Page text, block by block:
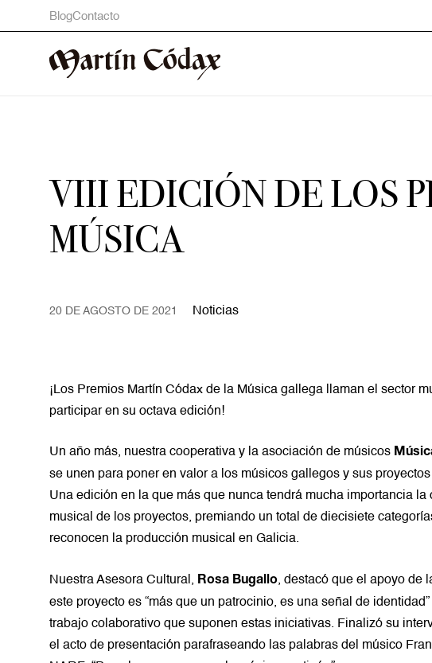
BlogContacto
VIII EDICIÓN DE LOS
MÚSICA
20 DE AGOSTO DE 2021 Noticias
¡Los Premios Martín Códax de la Música gallega llaman el sector
participar en su octava edición!
Un año más, nuestra cooperativa y la asociación de músicos
se unen para poner en valor a los músicos gallegos y sus
Una edición en la que más que nunca tendrá mucha importancia la
musical de los proyectos, premiando un total de diecisiete
reconocen la producción musical en Galicia.
Nuestra Asesora Cultural, Rosa Bugallo, destacó que el apoyo de
este proyecto es “más que un patrocinio, es una señal de identidad”
trabajo colaborativo que suponen estas iniciativas. Finalizó su
el acto de presentación parafraseando las palabras del músico